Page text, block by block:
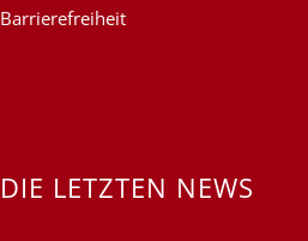
Barrierefreiheit
DIE LETZTEN NEWS